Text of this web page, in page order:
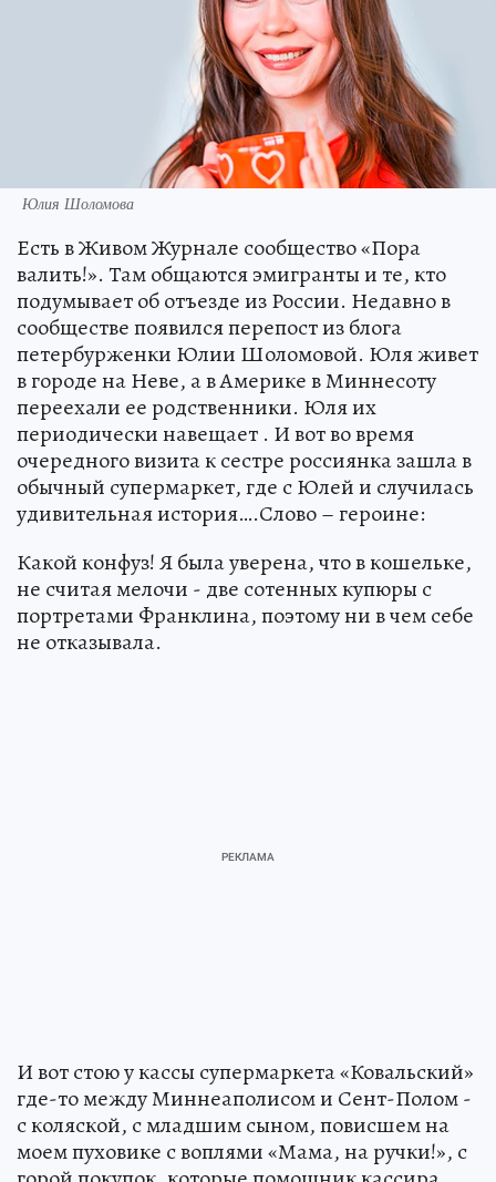
Юлия Шоломова
Есть в Живом Журнале сообщество «Пора
валить!». Там общаются эмигранты и те, кто
подумывает об отъезде из России. Недавно в
сообществе появился перепост из блога
петербурженки Юлии Шоломовой. Юля живет
в городе на Неве, а в Америке в Миннесоту
переехали ее родственники. Юля их
периодически навещает . И вот во время
очередного визита к сестре россиянка зашла в
обычный супермаркет, где с Юлей и случилась
удивительная история….Слово – героине:
Какой конфуз! Я была уверена, что в кошельке,
не считая мелочи - две сотенных купюры с
портретами Франклина, поэтому ни в чем себе
не отказывала.
И вот стою у кассы супермаркета «Ковальский»
где-то между Миннеаполисом и Сент-Полом -
с коляской, с младшим сыном, повисшем на
моем пуховике с воплями «Мама, на ручки!», с